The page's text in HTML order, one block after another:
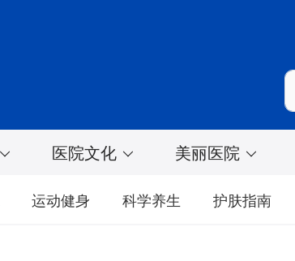
医院文化 美丽医院
运动健身 科学养生 护肤指南